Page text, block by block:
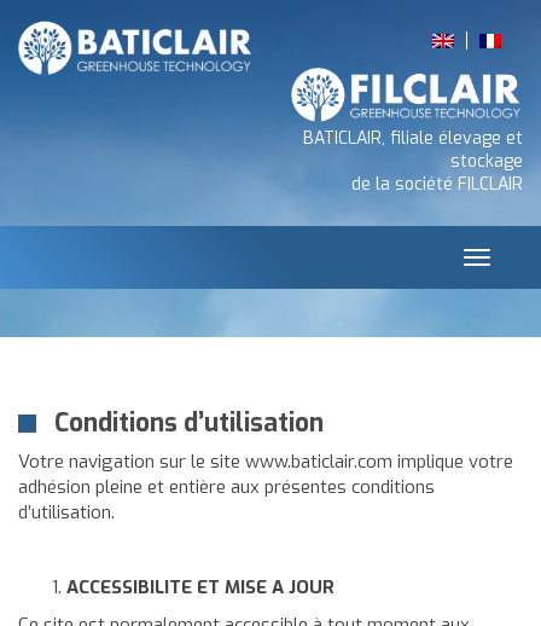
BATICLAIR, filiale élevage et
stockage
de la société FILCLAIR
Toggle
Conditions d’utilisation
Votre navigation sur le site www.baticlair.com implique votre
adhésion pleine et entière aux présentes conditions
d’utilisation.
ACCESSIBILITE ET MISE A JOUR